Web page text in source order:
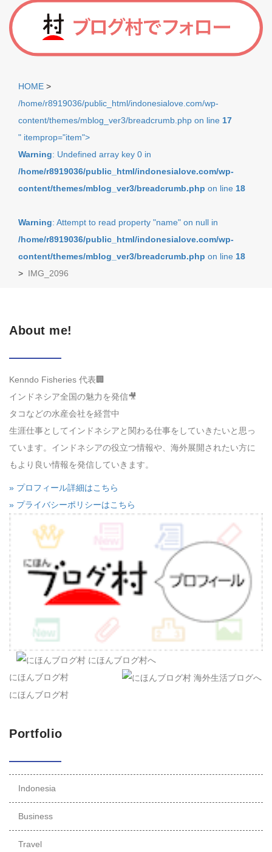
HOME >
/home/r8919036/public_html/indonesialove.com/wp-
content/themes/mblog_ver3/breadcrumb.php on line 17
" itemprop="item">
Warning: Undefined array key 0 in
/home/r8919036/public_html/indonesialove.com/wp-
content/themes/mblog_ver3/breadcrumb.php on line 18
Warning: Attempt to read property "name" on null in
/home/r8919036/public_html/indonesialove.com/wp-
content/themes/mblog_ver3/breadcrumb.php on line 18
> IMG_2096
About me!
Kenndo Fisheries 代表🏢
インドネシア全国の魅力を発信🎥
タコなどの水産会社を経営中
生涯仕事としてインドネシアと関わる仕事をしていきたいと思っ
ています。インドネシアの役立つ情報や、海外展開されたい方に
もより良い情報を発信していきます。
» プロフィール詳細はこちら
» プライバシーポリシーはこちら
にほんブログ村
にほんブログ村
Portfolio
Indonesia
Business
Travel